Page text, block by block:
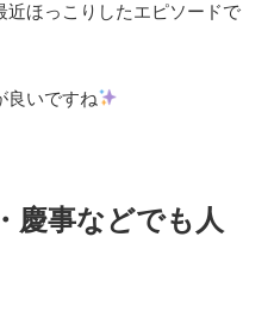
近ほっこりしたエピソードで
良いですね
慶事などでも人